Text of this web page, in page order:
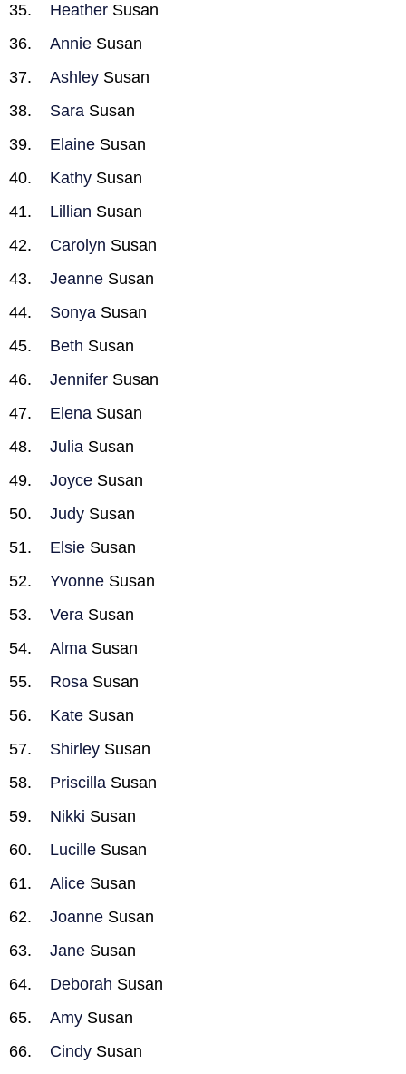
Heather Susan
Annie Susan
Ashley Susan
Sara Susan
Elaine Susan
Kathy Susan
Lillian Susan
Carolyn Susan
Jeanne Susan
Sonya Susan
Beth Susan
Jennifer Susan
Elena Susan
Julia Susan
Joyce Susan
Judy Susan
Elsie Susan
Yvonne Susan
Vera Susan
Alma Susan
Rosa Susan
Kate Susan
Shirley Susan
Priscilla Susan
Nikki Susan
Lucille Susan
Alice Susan
Joanne Susan
Jane Susan
Deborah Susan
Amy Susan
Cindy Susan